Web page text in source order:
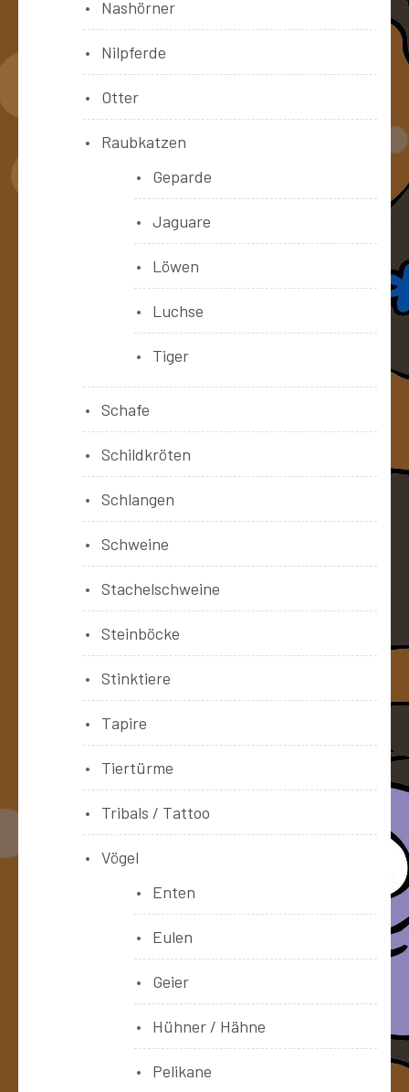
Nashörner
Nilpferde
Otter
Raubkatzen
Geparde
Jaguare
Löwen
Luchse
Tiger
Schafe
Schildkröten
Schlangen
Schweine
Stachelschweine
Steinböcke
Stinktiere
Tapire
Tiertürme
Tribals / Tattoo
Vögel
Enten
Eulen
Geier
Hühner / Hähne
Pelikane